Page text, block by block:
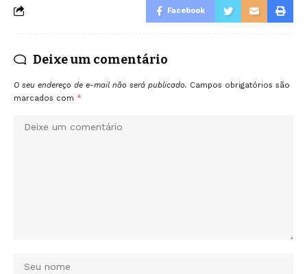
Facebook
Deixe um comentário
O seu endereço de e-mail não será publicado. Campos obrigatórios são
marcados com *